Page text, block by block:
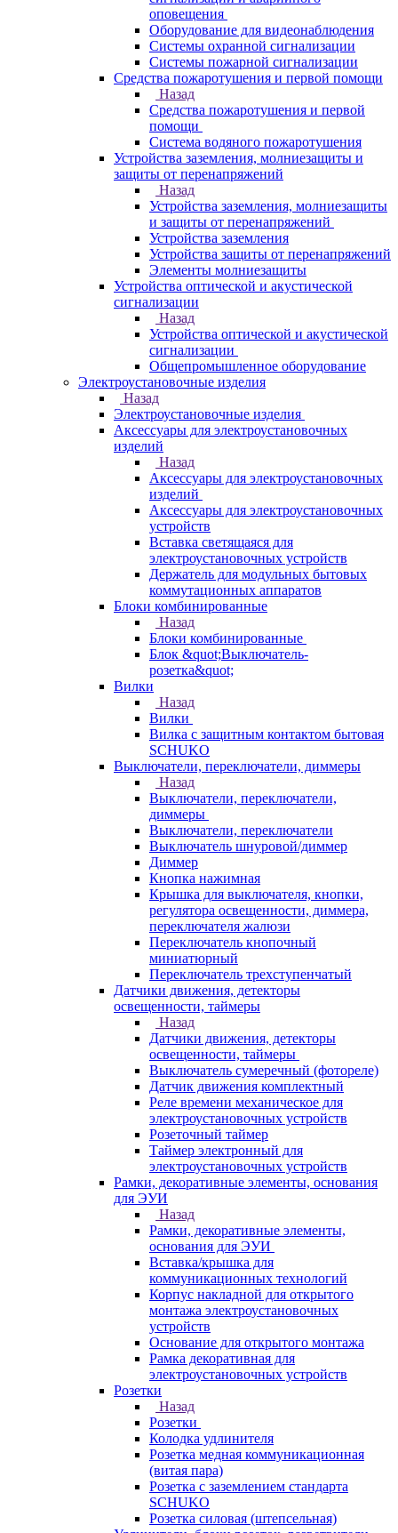
оповещения
Оборудование для видеонаблюдения
Системы охранной сигнализации
Системы пожарной сигнализации
Средства пожаротушения и первой помощи
Назад
Средства пожаротушения и первой
помощи
Система водяного пожаротушения
Устройства заземления, молниезащиты и
защиты от перенапряжений
Назад
Устройства заземления, молниезащиты
и защиты от перенапряжений
Устройства заземления
Устройства защиты от перенапряжений
Элементы молниезащиты
Устройства оптической и акустической
сигнализации
Назад
Устройства оптической и акустической
сигнализации
Общепромышленное оборудование
Электроустановочные изделия
Назад
Электроустановочные изделия
Аксессуары для электроустановочных
изделий
Назад
Аксессуары для электроустановочных
изделий
Аксессуары для электроустановочных
устройств
Вставка светящаяся для
электроустановочных устройств
Держатель для модульных бытовых
коммутационных аппаратов
Блоки комбинированные
Назад
Блоки комбинированные
Блок &quot;Выключатель-
розетка&quot;
Вилки
Назад
Вилки
Вилка с защитным контактом бытовая
SCHUKO
Выключатели, переключатели, диммеры
Назад
Выключатели, переключатели,
диммеры
Выключатели, переключатели
Выключатель шнуровой/диммер
Диммер
Кнопка нажимная
Крышка для выключателя, кнопки,
регулятора освещенности, диммера,
переключателя жалюзи
Переключатель кнопочный
миниатюрный
Переключатель трехступенчатый
Датчики движения, детекторы
освещенности, таймеры
Назад
Датчики движения, детекторы
освещенности, таймеры
Выключатель сумеречный (фотореле)
Датчик движения комплектный
Реле времени механическое для
электроустановочных устройств
Розеточный таймер
Таймер электронный для
электроустановочных устройств
Рамки, декоративные элементы, основания
для ЭУИ
Назад
Рамки, декоративные элементы,
основания для ЭУИ
Вставка/крышка для
коммуникационных технологий
Корпус накладной для открытого
монтажа электроустановочных
устройств
Основание для открытого монтажа
Рамка декоративная для
электроустановочных устройств
Розетки
Назад
Розетки
Колодка удлинителя
Розетка медная коммуникационная
(витая пара)
Розетка с заземлением стандарта
SCHUKO
Розетка силовая (штепсельная)